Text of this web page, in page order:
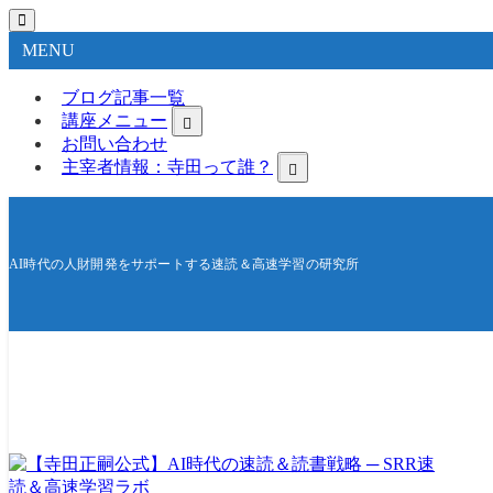
MENU
ブログ記事一覧
講座メニュー
お問い合わせ
主宰者情報：寺田って誰？
AI時代の人財開発をサポートする速読＆高速学習の研究所